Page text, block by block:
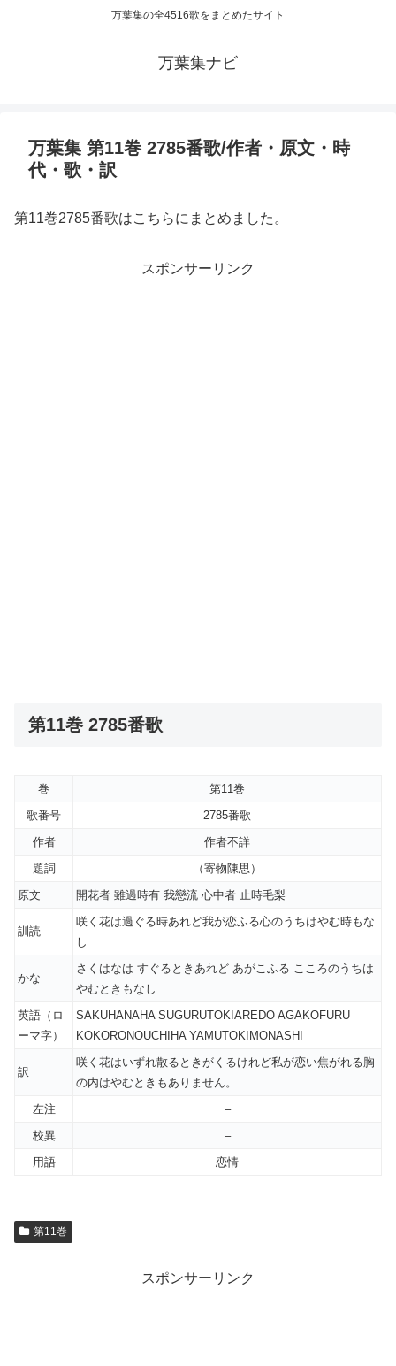
万葉集の全4516歌をまとめたサイト
万葉集ナビ
万葉集 第11巻 2785番歌/作者・原文・時
代・歌・訳
第11巻2785番歌はこちらにまとめました。
スポンサーリンク
第11巻 2785番歌
巻
第11巻
歌番号
2785番歌
作者
作者不詳
題詞
（寄物陳思）
原文
開花者 雖過時有 我戀流 心中者 止時毛梨
訓読
咲く花は過ぐる時あれど我が恋ふる心のうちはやむ時もな
し
かな
さくはなは すぐるときあれど あがこふる こころのうちは
やむときもなし
英語（ロ
ーマ字）
SAKUHANAHA SUGURUTOKIAREDO AGAKOFURU
KOKORONOUCHIHA YAMUTOKIMONASHI
訳
咲く花はいずれ散るときがくるけれど私が恋い焦がれる胸
の内はやむときもありません。
左注
–
校異
–
用語
恋情
第11巻
スポンサーリンク